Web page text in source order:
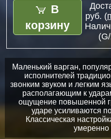
В
корзину
руб. (
Маленький варган,
исполнителей
звонким звуком и легким
располагающим к
ощущение повышенной
ударе усиливаются
Классическая
умеренно